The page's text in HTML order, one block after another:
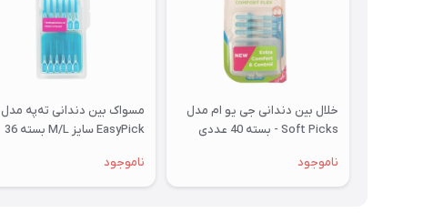
خلال بین دندانی جی یو ام مدل
Soft Picks - بسته 40 عددی
ناموجود
مسواک بین دندانی ته‌په مدل
EasyPick سایز M/L بسته 36
ناموجود